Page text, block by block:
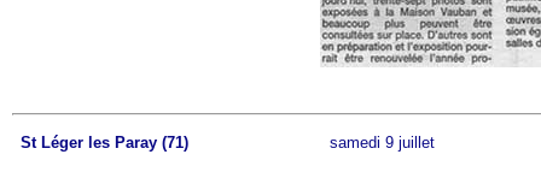
St Léger les Paray (71) samedi 9 juillet